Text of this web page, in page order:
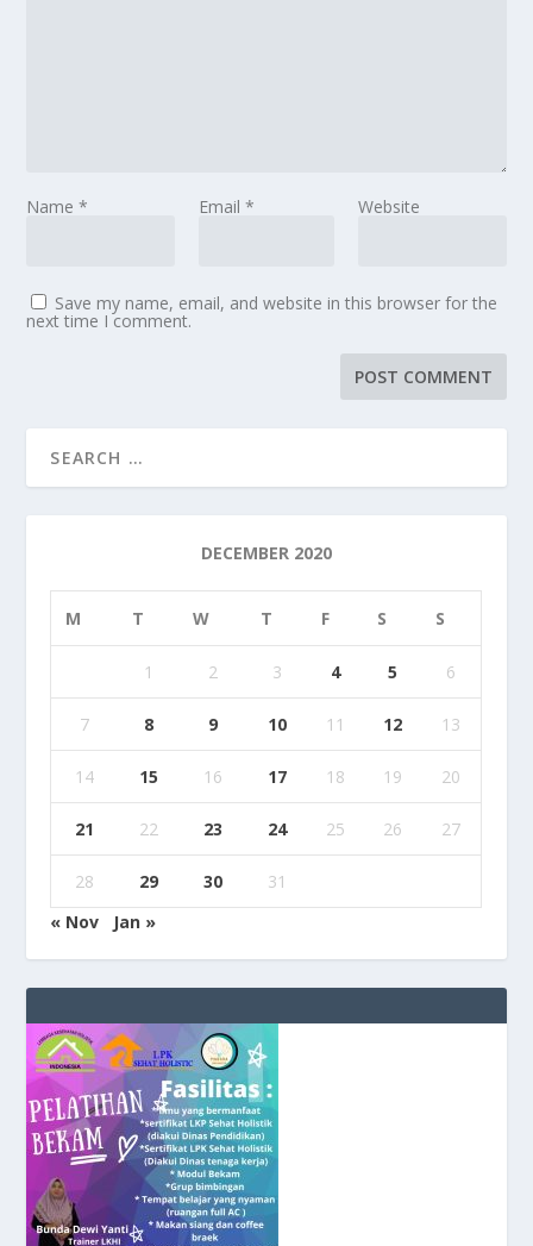
Name* Email * Website
Save my name, email, and website in this browser for the
next time I comment.
DECEMBER 2020
M T W T F S S
1 2 3 4 5 6
7 8 9 10 11 12 13
14 15 16 17 18 19 20
21 22 23 24 25 26 27
28 29 30
31
« Nov
Jan »